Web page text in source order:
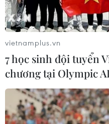
Khán giả sẽ gặp lại Tam
vietnamplus.vn
7 học sinh đội tuyển
chương tại Olympic